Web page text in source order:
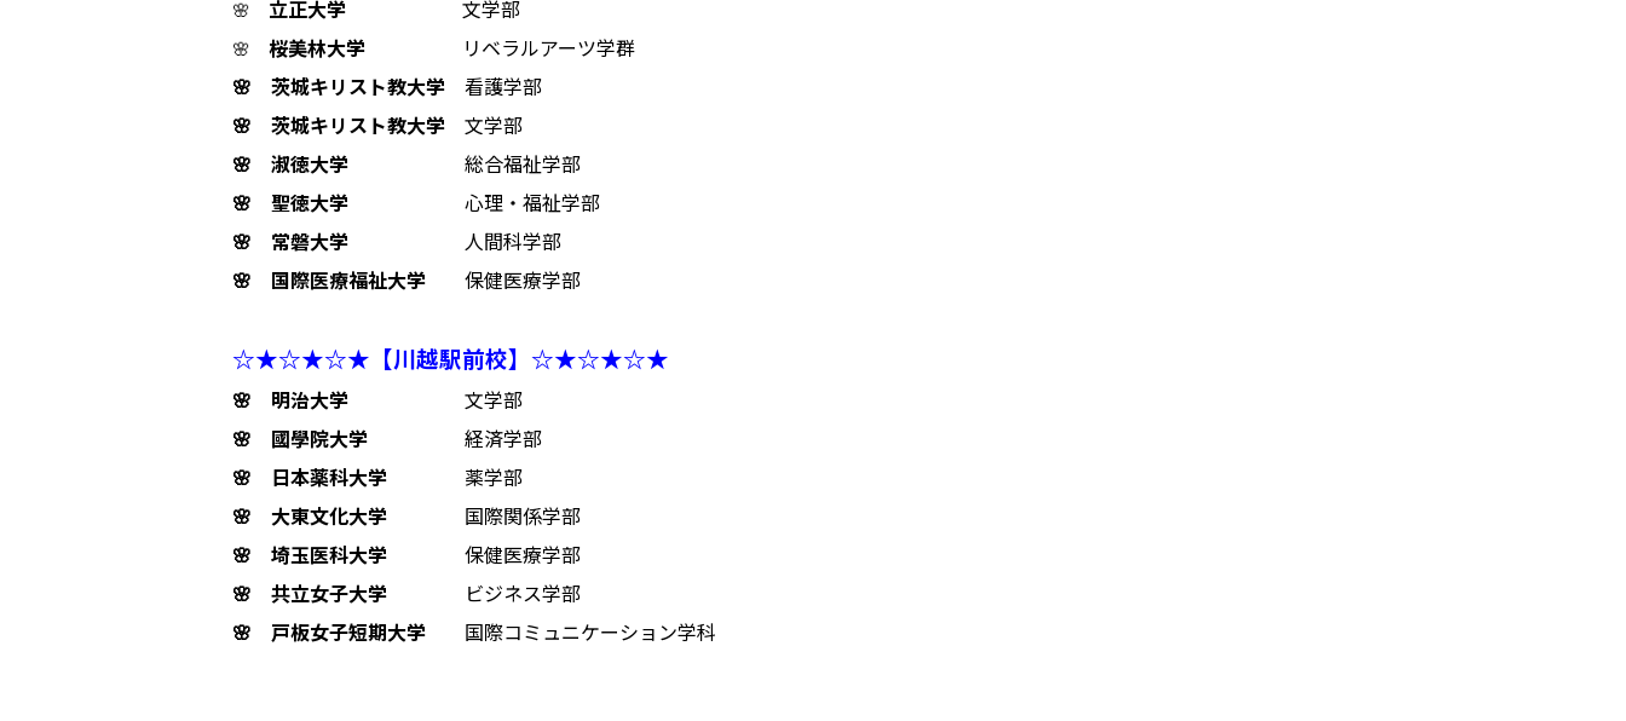
🌸 立正大学 文学部
🌸 桜美林大学
リベラルアーツ学群
🌸 茨城キリスト教大学 看護学部
🌸 茨城キリスト教大学 文学部
🌸 淑徳大学 総合福祉学部
🌸 聖徳大学 心理・福祉学部
🌸 常磐大学 人間科学部
🌸 国際医療福祉大学 保健医療学部
☆★☆★☆★【川越駅前校】☆★☆★☆★
🌸 明治大学 文学部
🌸
國學院大学 経済学部
🌸
日本薬科大学 薬学部
🌸 大東文化大学 国際関係学部
🌸 埼玉医科大学 保健医療学部
🌸 共立女子大学
ビジネス学部
🌸
戸板女子短期大学 国際コミュニケーション学科